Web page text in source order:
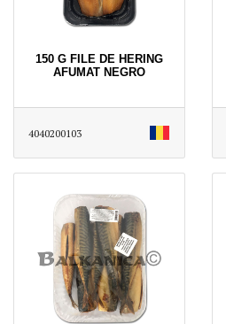
150 G FILE DE HERING
AFUMAT NEGRO
4040200103